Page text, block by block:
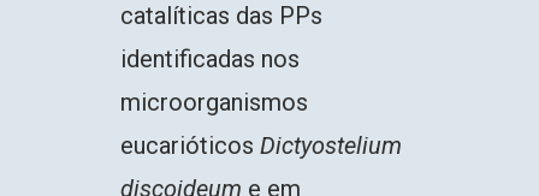
catalíticas das PPs
identificadas nos
microorganismos
eucarióticos Dictyostelium
discoideum e em